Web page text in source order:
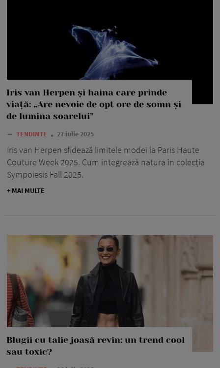
Iris van Herpen și haina care prinde
viață: „Are nevoie de opt ore de somn și
de lumina soarelui”
— TENDINTE 27 iulie 2025
Iris van Herpen sfidează limitele modei la Paris Haute
Couture Week 2025. Cum integrează natura în colecția
Sympoiesis Fall 2025.
+ MAI MULTE
Blugii cu talie joasă revin: un trend cool
sau toxic?